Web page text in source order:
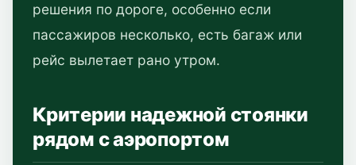
решения по дороге, особенно если
пассажиров несколько, есть багаж или
рейс вылетает рано утром.
Критерии надежной стоянки
рядом с аэропортом